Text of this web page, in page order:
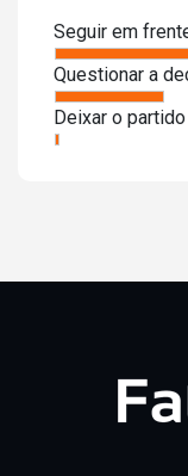
Seguir em
Questionar a
Deixar o partido